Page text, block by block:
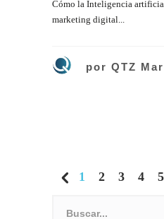
Cómo la Inteligencia
marketing digital...
por QTZ
1 2 3 4 5